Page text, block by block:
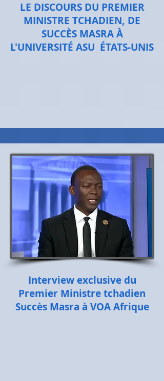
LE DISCOURS DU PREMIER
MINISTRE TCHADIEN, DE
SUCCÈS MASRA À
L'UNIVERSITÉ ASU ÉTATS-UNIS
Interview exclusive du
Premier Ministre tchadien
Succès Masra à VOA Afrique